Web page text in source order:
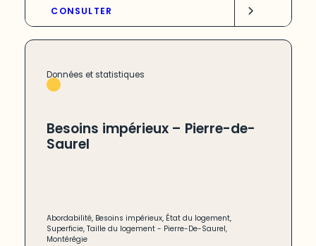
CONSULTER
Données et statistiques
Besoins impérieux – Pierre-de-
Saurel
Abordabilité, Besoins impérieux, État du logement,
Superficie,Taille du logement - Pierre-De-Saurel,
Montérégie